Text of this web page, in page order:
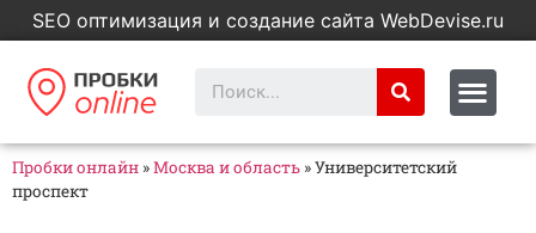
SEO оптимизация и создание сайта WebDevise.ru
Пробки онлайн »Москва и область »Университетский
проспект